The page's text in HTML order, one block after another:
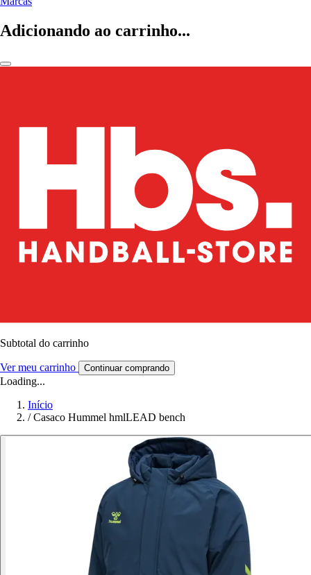
Adicionando ao carrinho...
Subtotal do carrinho
Ver meu carrinho Continuar comprando
Loading...
Início
/ Casaco Hummel hmlLEAD bench